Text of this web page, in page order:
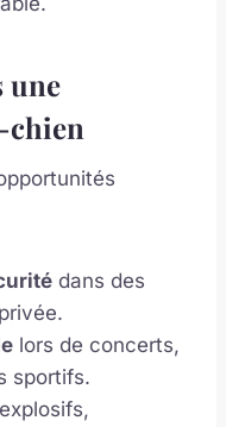
une
dans des
lors de concerts,
sportifs.